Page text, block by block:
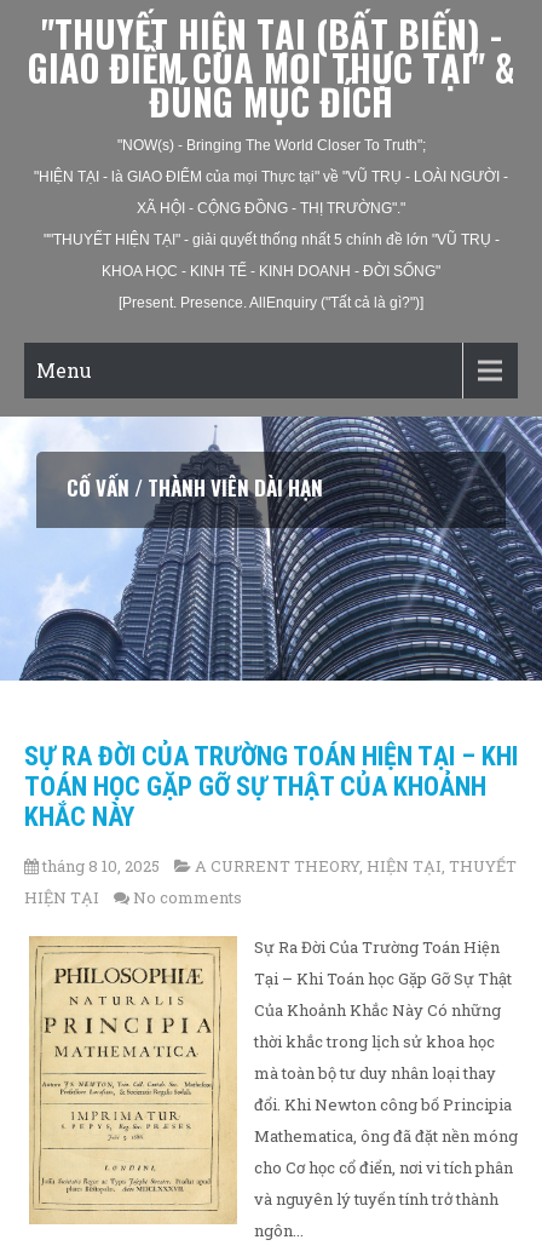
"THUYẾT HIỆN TẠI (BẤT BIẾN) -
GIAO ĐIỂM CỦA MỌI THỰC TẠI" &
ĐÚNG MỤC ĐÍCH
"NOW(s) - Bringing The World Closer To Truth";
"HIỆN TẠI - là GIAO ĐIỂM của mọi Thực tại" về "VŨ TRỤ - LOÀI NGƯỜI -
XÃ HỘI - CỘNG ĐỒNG - THỊ TRƯỜNG"."
""THUYẾT HIỆN TẠI" - giải quyết thống nhất 5 chính đề lớn "VŨ TRỤ -
KHOA HỌC - KINH TẾ - KINH DOANH - ĐỜI SỐNG"
[Present. Presence. AllEnquiry ("Tất cả là gì?")]
Menu
CỐ VẤN / THÀNH VIÊN DÀI HẠN
SỰ RA ĐỜI CỦA TRƯỜNG TOÁN HIỆN TẠI – KHI
TOÁN HỌC GẶP GỠ SỰ THẬT CỦA KHOẢNH
KHẮC NÀY
tháng 8 10, 2025 A CURRENT THEORY, HIỆN TẠI, THUYẾT
HIỆN TẠI
No comments
Sự Ra Đời Của Trường Toán Hiện
Tại – Khi Toán học Gặp Gỡ Sự Thật
Của Khoảnh Khắc Này Có những
thời khắc trong lịch sử khoa học
mà toàn bộ tư duy nhân loại thay
đổi. Khi Newton công bố Principia
Mathematica, ông đã đặt nền móng
cho Cơ học cổ điển, nơi vi tích phân
và nguyên lý tuyến tính trở thành
ngôn...